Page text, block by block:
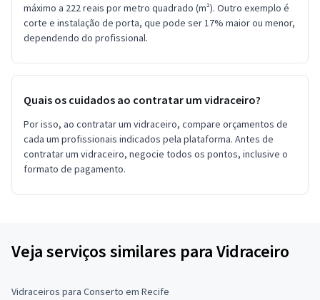
máximo a 222 reais por metro quadrado (m²). Outro exemplo é
corte e instalação de porta, que pode ser 17% maior ou menor,
dependendo do profissional.
Quais os cuidados ao contratar um vidraceiro?
Por isso, ao contratar um vidraceiro, compare orçamentos de
cada um profissionais indicados pela plataforma. Antes de
contratar um vidraceiro, negocie todos os pontos, inclusive o
formato de pagamento.
Veja serviços similares para Vidraceiro
Vidraceiros para Conserto em Recife